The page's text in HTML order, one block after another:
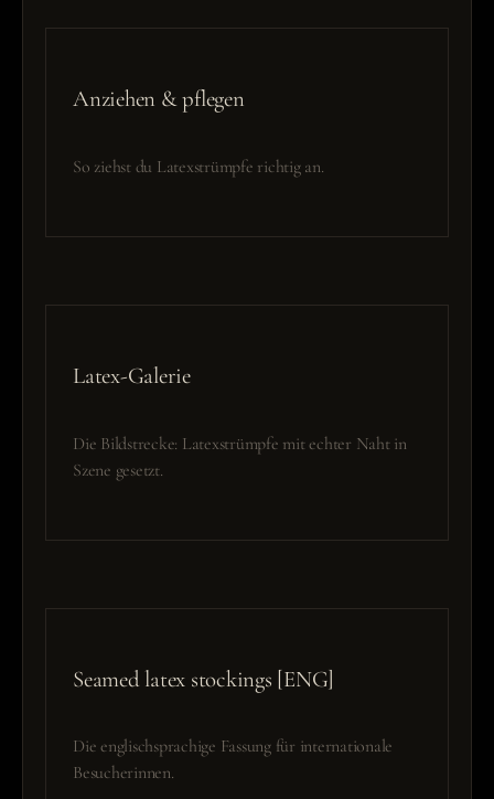
Anziehen & pflegen
So ziehst du Latexstrümpfe richtig an.
Latex-Galerie
Die Bildstrecke: Latexstrümpfe mit echter Naht in
Szene gesetzt.
Seamed latex stockings [ENG]
Die englischsprachige Fassung für internationale
Besucherinnen.